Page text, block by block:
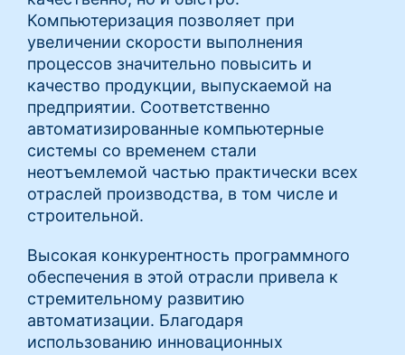
Компьютеризация позволяет при
увеличении скорости выполнения
процессов значительно повысить и
качество продукции, выпускаемой на
предприятии. Соответственно
автоматизированные компьютерные
системы со временем стали
неотъемлемой частью практически всех
отраслей производства, в том числе и
строительной.
Высокая конкурентность программного
обеспечения в этой отрасли привела к
стремительному развитию
автоматизации. Благодаря
использованию инновационных